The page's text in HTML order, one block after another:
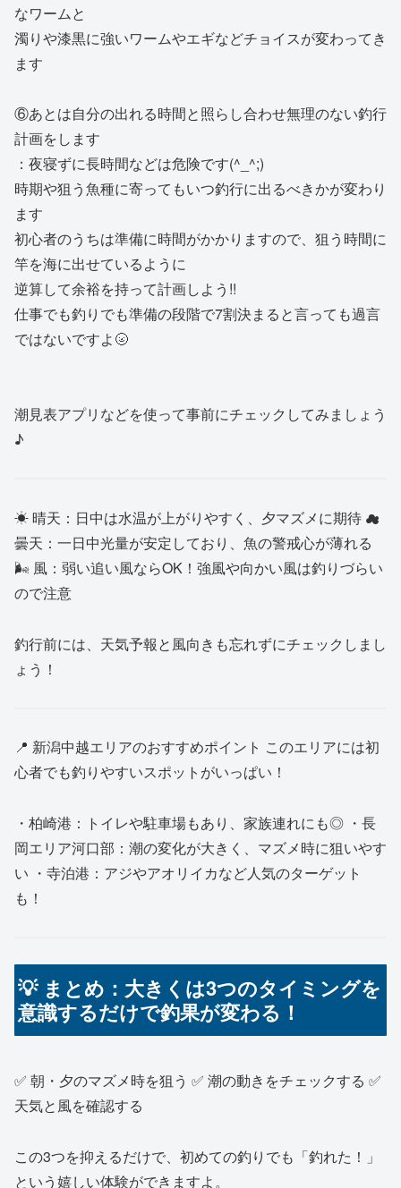
なワームと
濁りや漆黒に強いワームやエギなどチョイスが変わってき
ます
⑥あとは自分の出れる時間と照らし合わせ無理のない釣行
計画をします
：夜寝ずに長時間などは危険です(^_^;)
時期や狙う魚種に寄ってもいつ釣行に出るべきかが変わり
ます
初心者のうちは準備に時間がかかりますので、狙う時間に
竿を海に出せているように
逆算して余裕を持って計画しよう!!
仕事でも釣りでも準備の段階で7割決まると言っても過言
ではないですよ🌝
潮見表アプリなどを使って事前にチェックしてみましょう
♪
☀ 晴天：日中は水温が上がりやすく、夕マズメに期待 ☁
曇天：一日中光量が安定しており、魚の警戒心が薄れる
🌬 風：弱い追い風ならOK！強風や向かい風は釣りづらい
ので注意
釣行前には、天気予報と風向きも忘れずにチェックしまし
ょう！
📍 新潟中越エリアのおすすめポイント このエリアには初
心者でも釣りやすいスポットがいっぱい！
・柏崎港：トイレや駐車場もあり、家族連れにも◎ ・長
岡エリア河口部：潮の変化が大きく、マズメ時に狙いやす
い ・寺泊港：アジやアオリイカなど人気のターゲット
も！
💡 まとめ：大きくは3つのタイミングを
意識するだけで釣果が変わる！
✅ 朝・夕のマズメ時を狙う ✅ 潮の動きをチェックする ✅
天気と風を確認する
この3つを抑えるだけで、初めての釣りでも「釣れた！」
という嬉しい体験ができますよ。